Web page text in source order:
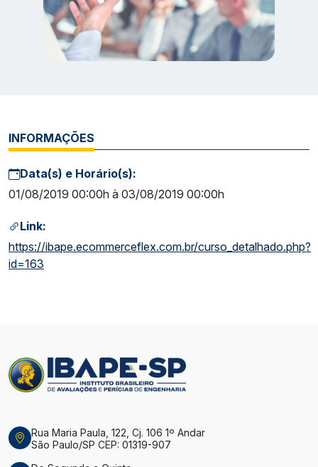
INFORMAÇÕES
Data(s) e Horário(s):
01/08/2019 00:00h à 03/08/2019 00:00h
Link:
https://ibape.ecommerceflex.com.br/curso_detalhado.php?
id=163
Rua Maria Paula, 122, Cj. 106 1º Andar
São Paulo/SP CEP: 01319-907